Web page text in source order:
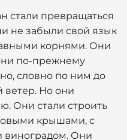
стали превращаться
не забыли свой язык
корнями. Они
по-прежнему
словно по ним до
ветер. Но они
Они стали строить
крышами, с
виноградом. Они